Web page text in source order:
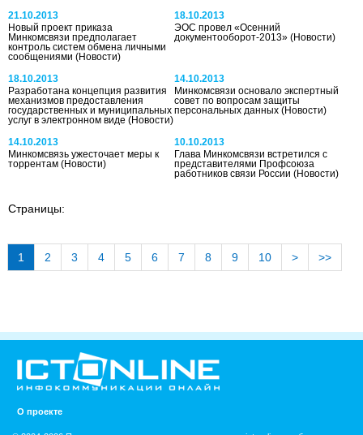
21.10.2013
Новый проект приказа
Минкомсвязи предполагает
контроль систем обмена личными
сообщениями (Новости)
18.10.2013
ЭОС провел «Осенний
документооборот-2013»(Новости)
18.10.2013
Разработана концепция развития
механизмов предоставления
государственных и муниципальных
услуг в электронном виде (Новости)
14.10.2013
Минкомсвязи основало экспертный
совет по вопросам защиты
персональных данных(Новости)
14.10.2013
Минкомсвязь ужесточает меры к
торрентам (Новости)
10.10.2013
Глава Минкомсвязи встретился с
представителями Профсоюза
работников связи России(Новости)
Страницы:
1 2 3 4 5 6 7 8 9 10 > >>
О проекте